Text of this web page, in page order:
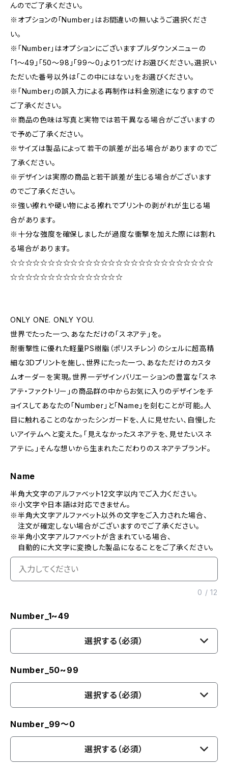
んのでご了承ください。
※オプションの「Number」はお間違いの無いようご選択くださ
い。
※「Number」はオプションにございますプルダウンメニューの
「1〜49」「50〜98」「99〜0」より1つだけお選びください。選択い
ただいた番号以外は「この中にはない」をお選びください。
※「Number」の誤入力による再制作は料金別途になりますので
ご了承ください。
※商品の色味は写真と実物では若干異なる場合がございますの
で予めご了承ください。
※サイズは製品によって若干の誤差が出る場合がありますのでご
了承ください。
※デザインは実際の商品と若干誤差が生じる場合がございます
のでご了承ください。
※強い擦れや硬い物による擦れでプリントの剥がれが生じる場
合があります。
※十分な強度を確保しましたが過度な衝撃を加えた際には割れ
る場合があります。
☆☆☆☆☆☆☆☆☆☆☆☆☆☆☆☆☆☆☆☆☆☆☆☆☆☆☆
☆☆☆☆☆☆☆☆☆☆☆☆☆☆☆
ONLY ONE. ONLY YOU.
世界でたった一つ、あなただけの「スネアテ」を。
耐衝撃性に優れた軽量PS樹脂（ポリスチレン）のシェルに超高精
細な3Dプリントを施し、世界にたった一つ、あなただけのカスタ
ムオーダーを実現。世界一デザインバリエーションの豊富な「スネ
アテ・ファクトリー」の商品群の中からお気に入りのデザインをチ
ョイスしてあなたの「Number」と「Name」を刻むことが可能。人
目に触れることのなかったシンガードを、人に見せたい、自慢した
いアイテムへと変えた。「見えなかったスネアテを、見せたいスネ
アテに。」そんな想いから生まれたこだわりのスネアテブランド。
Name
半角大文字のアルファベット12文字以内でご入力ください。
※小文字や日本語は対応できません。
※半角大文字アルファベット以外の文字をご入力された場合、
注文が確定しない場合がございますのでご了承ください。
※半角小文字アルファベットが含まれている場合、
自動的に大文字に変換した製品になることをご了承ください。
0 /12
Number_1~49
選択する（必須）
Number_50~99
選択する（必須）
Number_99〜0
選択する（必須）